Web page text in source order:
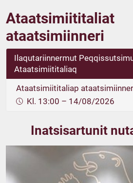
Ataatsimiititaliat
ataatsimiinneri
Ilaqutariinnermut
Ataatsimiititaliaq
Ataatsimiititaliap
Kl. 13:00 – 14/08/2026
Inatsisartunit